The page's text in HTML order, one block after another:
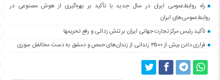
راه روابط‌عمومی ایران در سال جدید با تأکید بر بهره‌گیری از هوش مصنوعی در
روابط‌عمومی‌های ایران
تأکید رئیس مرکز تجارت جهانی ایران بر تنش زدائی و رفع تحریمها
فراری دادن بیش از ۳۵۰۰ زندانی از زندان‌های حمص و دمشق به دست مخالفان سوری